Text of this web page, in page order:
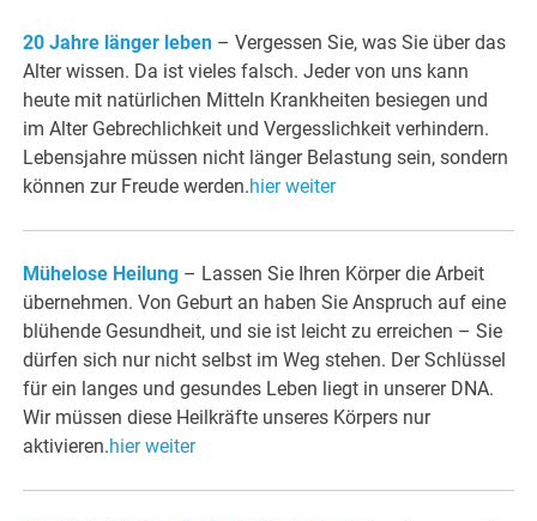
20 Jahre länger leben – Vergessen Sie, was Sie über das
Alter wissen. Da ist vieles falsch. Jeder von uns kann
heute mit natürlichen Mitteln Krankheiten besiegen und
im Alter Gebrechlichkeit und Vergesslichkeit verhindern.
Lebensjahre müssen nicht länger Belastung sein, sondern
können zur Freude werden.hier weiter
Mühelose Heilung – Lassen Sie Ihren Körper die Arbeit
übernehmen. Von Geburt an haben Sie Anspruch auf eine
blühende Gesundheit, und sie ist leicht zu erreichen – Sie
dürfen sich nur nicht selbst im Weg stehen. Der Schlüssel
für ein langes und gesundes Leben liegt in unserer DNA.
Wir müssen diese Heilkräfte unseres Körpers nur
aktivieren.hier weiter